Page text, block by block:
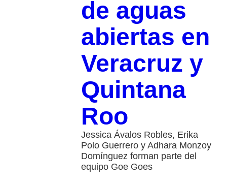
de aguas
abiertas en
Veracruz y
Quintana
Roo
Jessica Ávalos Robles, Erika
Polo Guerrero y Adhara Monzoy
Domínguez forman parte del
equipo Goe Goes